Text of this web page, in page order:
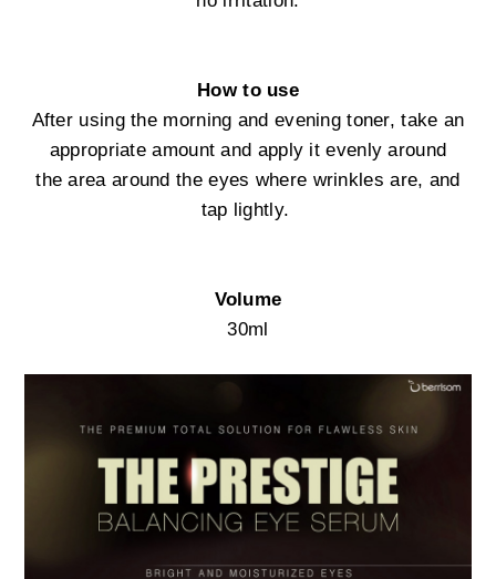
How to use
After using the morning and evening toner, take an
appropriate amount and apply it evenly around
the area around the eyes where wrinkles are, and
tap lightly.
Volume
30ml